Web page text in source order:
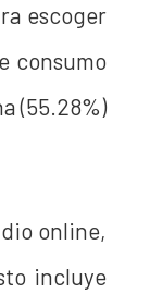
escoger
consumo
(55.28%)
online,
incluye